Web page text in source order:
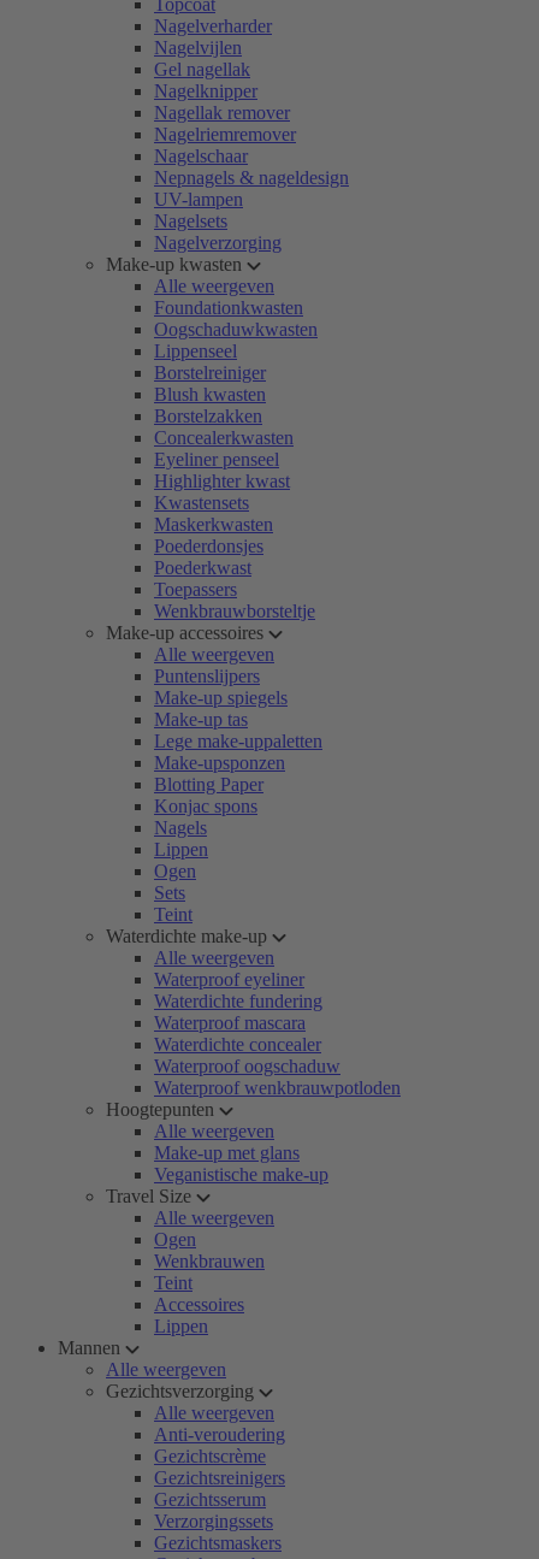
Topcoat
Nagelverharder
Nagelvijlen
Gel nagellak
Nagelknipper
Nagellak remover
Nagelriemremover
Nagelschaar
Nepnagels & nageldesign
UV-lampen
Nagelsets
Nagelverzorging
Make-up kwasten
Alle weergeven
Foundationkwasten
Oogschaduwkwasten
Lippenseel
Borstelreiniger
Blush kwasten
Borstelzakken
Concealerkwasten
Eyeliner penseel
Highlighter kwast
Kwastensets
Maskerkwasten
Poederdonsjes
Poederkwast
Toepassers
Wenkbrauwborsteltje
Make-up accessoires
Alle weergeven
Puntenslijpers
Make-up spiegels
Make-up tas
Lege make-uppaletten
Make-upsponzen
Blotting Paper
Konjac spons
Nagels
Lippen
Ogen
Sets
Teint
Waterdichte make-up
Alle weergeven
Waterproof eyeliner
Waterdichte fundering
Waterproof mascara
Waterdichte concealer
Waterproof oogschaduw
Waterproof wenkbrauwpotloden
Hoogtepunten
Alle weergeven
Make-up met glans
Veganistische make-up
Travel Size
Alle weergeven
Ogen
Wenkbrauwen
Teint
Accessoires
Lippen
Mannen
Alle weergeven
Gezichtsverzorging
Alle weergeven
Anti-veroudering
Gezichtscrème
Gezichtsreinigers
Gezichtsserum
Verzorgingssets
Gezichtsmaskers